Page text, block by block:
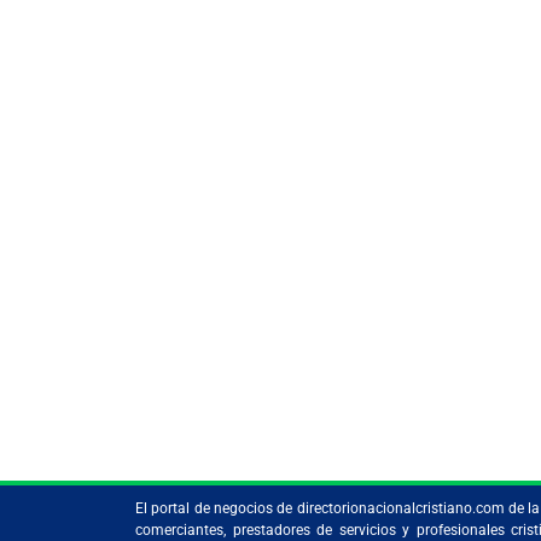
El portal de negocios de directorionacionalcristiano.com de
comerciantes, prestadores de servicios y profesionales